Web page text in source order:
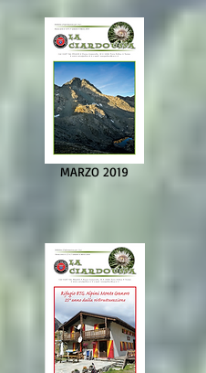
MARZO 2019